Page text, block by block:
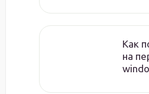
Как
на